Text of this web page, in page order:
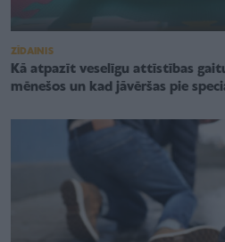
ZĪDAINIS
Kā atpazīt veselīgu attīstības
mēnešos un kad jāvēršas pie